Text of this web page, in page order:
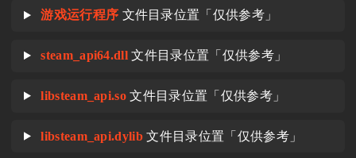
游戏运行程序 文件目录位置「仅供参考」
steam_api64.dll 文件目录位置「仅供参考」
libsteam_api.so 文件目录位置「仅供参考」
libsteam_api.dylib 文件目录位置「仅供参考」